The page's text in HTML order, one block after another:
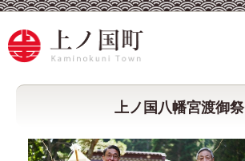
上ノ国八幡宮渡御祭